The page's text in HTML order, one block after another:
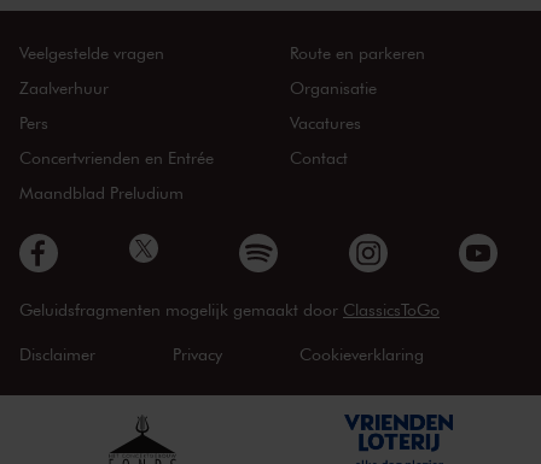
Veelgestelde vragen
Zaalverhuur
Pers
Concertvrienden en Entrée
Maandblad Preludium
Route en parkeren
Organisatie
Vacatures
Contact
Geluidsfragmenten mogelijk gemaakt door ClassicsToGo
Disclaimer Privacy Cookieverklaring